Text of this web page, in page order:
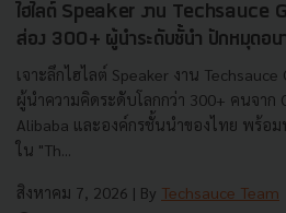
ไฮไลต์ Speaker งาน
ส่อง 300+ ผู้นำระดับชั้นำ ปักหมุดอน
เจาะลึกไฮไลต์ Speaker งาน
ผู้นำความคิดระดับโลกกว่า 300+ คนจาก
Alibaba และองค์กรชั้นนำของไทย พร้อ
ใน "Th...
สิงหาคม 7, 2026 | By Techsauce Team